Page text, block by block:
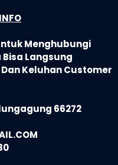
Menghubungi
Langsung
Keluhan Customer
66272